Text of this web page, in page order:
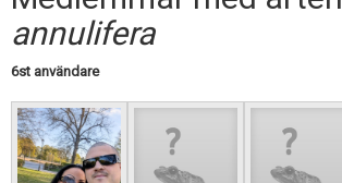
annulifera
6st användare